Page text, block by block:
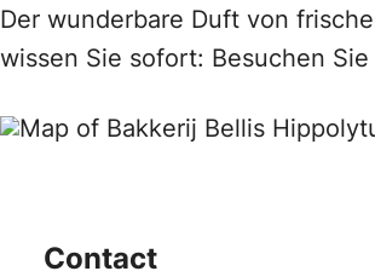
Der wunderbare Duft von
wissen Sie sofort: Besuchen
Contact